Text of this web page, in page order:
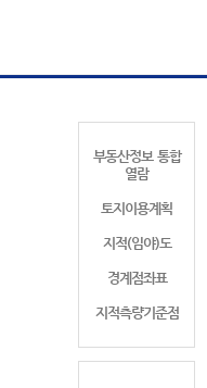
부동산정보 통합
열람
토지이용계획
지적(임야)도
경계점좌표
지적측량기준점